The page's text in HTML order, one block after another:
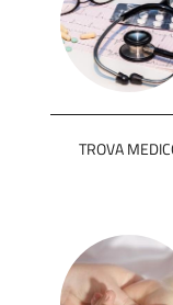
TROVA